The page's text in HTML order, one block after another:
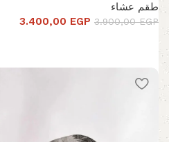
طقم عشاء
3.900,00EGP
3.400,00 EGP